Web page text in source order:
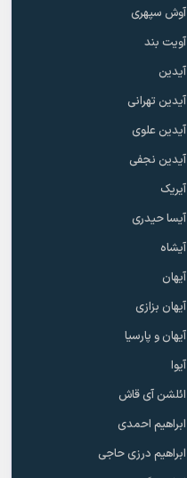
آوش سپهری
آویت بند
آیدین
آیدین تهرانی
آیدین علوی
آیدین نجفی
آیریک
آیسا حیدری
آیشاه
آیهان
آیهان بزازی
آیهان و پارسیا
آیوا
ائلشن آی قاش
ابراهیم احمدی
ابراهیم درزی حاجی